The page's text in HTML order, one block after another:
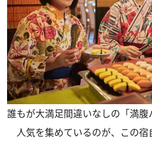
誰もが大満足間違いなしの「満腹
人気を集めているのが、この宿